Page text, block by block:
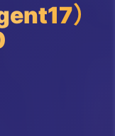
）